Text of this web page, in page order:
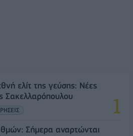
ελίτ της γεύσης: Νέες
Σακελλαρόπουλου
Σήμερα αναρτώνται